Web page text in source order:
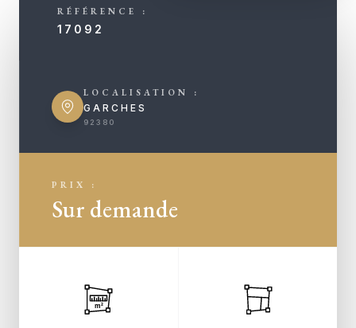
RÉFÉRENCE :
17092
LOCALISATION :
GARCHES
92380
PRIX :
Sur demande
m²